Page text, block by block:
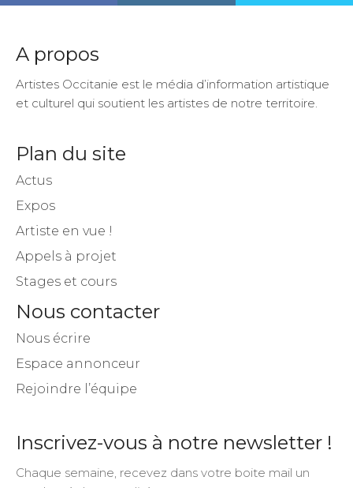
A propos
Artistes Occitanie est le média d’information artistique
et culturel qui soutient les artistes de notre territoire.
Plan du site
Actus
Expos
Artiste en vue !
Appels à projet
Stages et cours
Nous contacter
Nous écrire
Espace annonceur
Rejoindre l’équipe
Inscrivez-vous à notre newsletter !
Chaque semaine, recevez dans votre boite mail un